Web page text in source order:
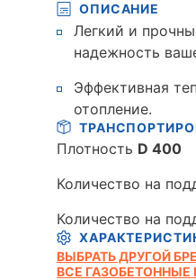
ОПИСАНИЕ
Легкий и
надежность
Эффективная
отопление.
Плотность D 400
Количество на
Количество на
ВЫБРАТЬ ДРУГОЙ
ВСЕ ГАЗОБЕТОННЫЕ